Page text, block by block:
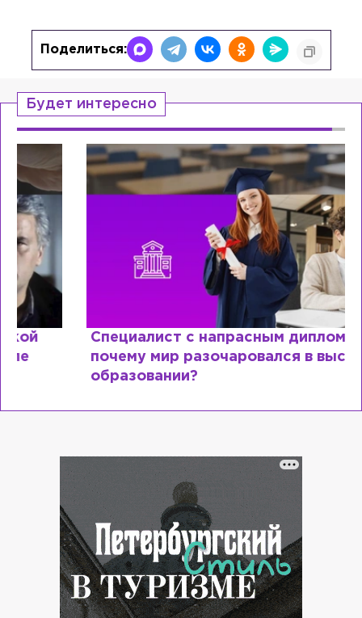
Поделиться:
Будет интересно
Специалист с напрасным дипломом:
почему мир разочаровался в высшем
образовании?